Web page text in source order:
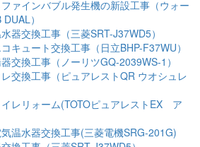
ァインバブル発生機の新設工事（ウォー
）
器交換工事（三菱SRT-J37WD5）
キュート交換工事（日立BHP-F37WU）
交換工事（ノーリツGQ-2039WS-1）
交換工事（ピュアレストQR ウオシュレ
レリォーム(TOTOピュアレストEX ア
温水器交換工事(三菱電機SRG-201G)